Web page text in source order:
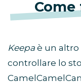
Keepa è un
controllare lo